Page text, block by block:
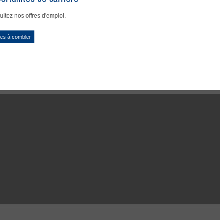
nos offres d'emploi.
à combler